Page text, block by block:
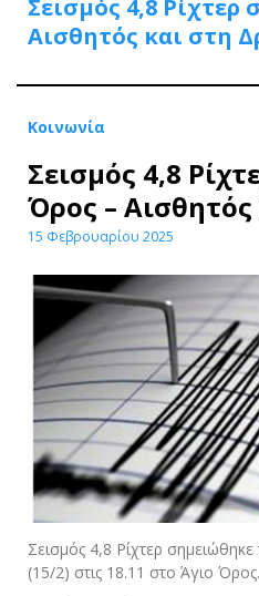
Σεισμός 4,8 Ρίχτερ
Αισθητός και στη
Κοινωνία
Σεισμός 4,8
Όρος –
15 Φεβρουαρίου 2025
Σεισμός 4,8 Ρίχτερ
(15/2) στις 18.11 στο Άγιο Όρος.